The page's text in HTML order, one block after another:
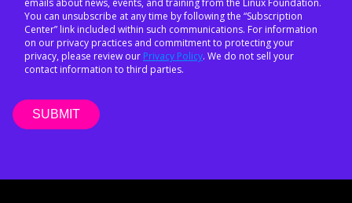
You can unsubscribe at any time by following the “Subscription
Center” link included within such communications. For information
on our privacy practices and commitment to protecting your
privacy, please review our Privacy Policy. We do not sell your
contact information to third parties.